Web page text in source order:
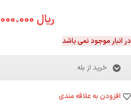
ریال
در انبار موجود نمی باشد
خرید از بله
افزودن به علاقه مندی